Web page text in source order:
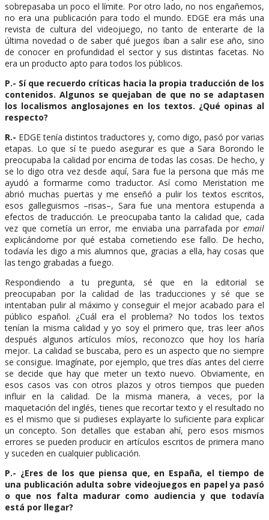
sobrepasaba un poco el límite. Por otro lado, no nos engañemos,
no era una publicación para todo el mundo. EDGE era más una
revista de cultura del videojuego, no tanto de enterarte de la
última novedad o de saber qué juegos iban a salir ese año, sino
de conocer en profundidad el sector y sus distintas facetas. No
era un producto apto para todos los públicos.
P.- Sí que recuerdo críticas hacia la propia traducción de los
contenidos. Algunos se quejaban de que no se adaptasen
los localismos anglosajones en los textos. ¿Qué opinas al
respecto?
R.- EDGE tenía distintos traductores y, como digo, pasó por varias
etapas. Lo que sí te puedo asegurar es que a Sara Borondo le
preocupaba la calidad por encima de todas las cosas. De hecho, y
se lo digo otra vez desde aquí, Sara fue la persona que más me
ayudó a formarme como traductor. Así como Meristation me
abrió muchas puertas y me enseñó a pulir los textos escritos,
esos galleguismos –risas–, Sara fue una mentora estupenda a
efectos de traducción. Le preocupaba tanto la calidad que, cada
vez que cometía un error, me enviaba una parrafada por email
explicándome por qué estaba cometiendo ese fallo. De hecho,
todavía les digo a mis alumnos que, gracias a ella, hay cosas que
las tengo grabadas a fuego.
Respondiendo a tu pregunta, sé que en la editorial se
preocupaban por la calidad de las traducciones y sé que se
intentaban pulir al máximo y conseguir el mejor acabado para el
público español. ¿Cuál era el problema? No todos los textos
tenían la misma calidad y yo soy el primero que, tras leer años
después algunos artículos míos, reconozco que hoy los haría
mejor. La calidad se buscaba, pero es un aspecto que no siempre
se consigue. Imagínate, por ejemplo, que tres días antes del cierre
se decide que hay que meter un texto nuevo. Obviamente, en
esos casos vas con otros plazos y otros tiempos que pueden
influir en la calidad. De la misma manera, a veces, por la
maquetación del inglés, tienes que recortar texto y el resultado no
es el mismo que si pudieses explayarte lo suficiente para explicar
un concepto. Son detalles que estaban ahí, pero esos mismos
errores se pueden producir en artículos escritos de primera mano
y suceden en cualquier publicación.
P.- ¿Eres de los que piensa que, en España, el tiempo de
una publicación adulta sobre videojuegos en papel ya pasó
o que nos falta madurar como audiencia y que todavía
está por llegar?